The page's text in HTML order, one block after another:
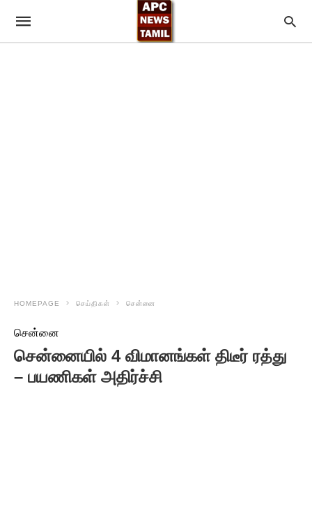
HOMEPAGE செய்திகள் சென்னை
சென்னை
சென்னையில் 4 விமானங்கள் திடீர் ரத்து
– பயணிகள் அதிர்ச்சி